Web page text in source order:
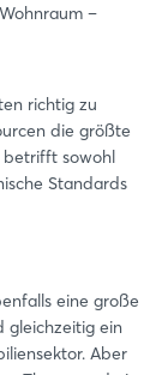
–
richtig zu
die größte
betrifft sowohl
Standards
eine große
gleichzeitig ein
Aber